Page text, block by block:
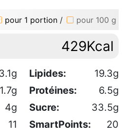
pour 1 portion / pour 100 g
429Kcal
Lipides:
19.3g
Protéines:
6.5g
4g Sucre:
33.5g
11 SmartPoints: 20